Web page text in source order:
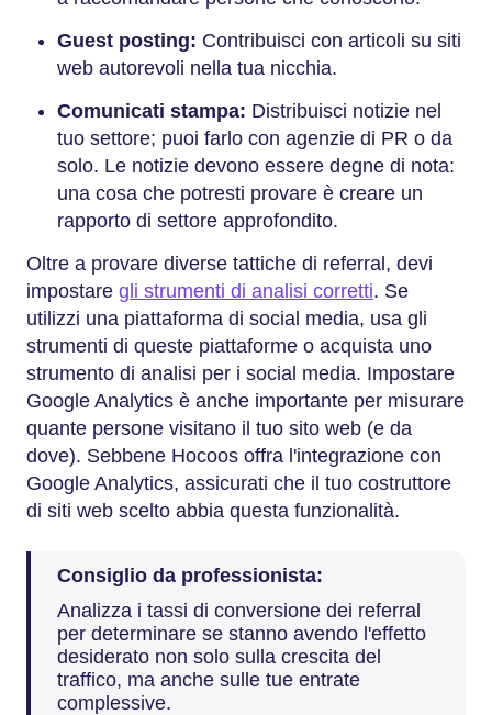
Guest posting: Contribuisci con articoli su siti
web autorevoli nella tua nicchia.
Comunicati stampa: Distribuisci notizie nel
tuo settore; puoi farlo con agenzie di PR o da
solo. Le notizie devono essere degne di nota:
una cosa che potresti provare è creare un
rapporto di settore approfondito.
Oltre a provare diverse tattiche di referral, devi
impostare gli strumenti di analisi corretti. Se
utilizzi una piattaforma di social media, usa gli
strumenti di queste piattaforme o acquista uno
strumento di analisi per i social media. Impostare
Google Analytics è anche importante per misurare
quante persone visitano il tuo sito web (e da
dove). Sebbene Hocoos offra l'integrazione con
Google Analytics, assicurati che il tuo costruttore
di siti web scelto abbia questa funzionalità.
Consiglio da professionista:
Analizza i tassi di conversione dei referral
per determinare se stanno avendo l'effetto
desiderato non solo sulla crescita del
traffico, ma anche sulle tue entrate
complessive.